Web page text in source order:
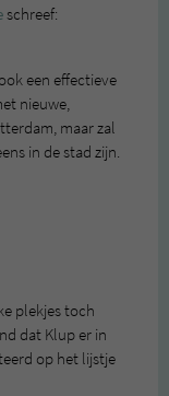
schreef:
een effectieve
nieuwe,
maar zal
in de stad zijn.
plekjes toch
dat Klup er in
op het lijstje